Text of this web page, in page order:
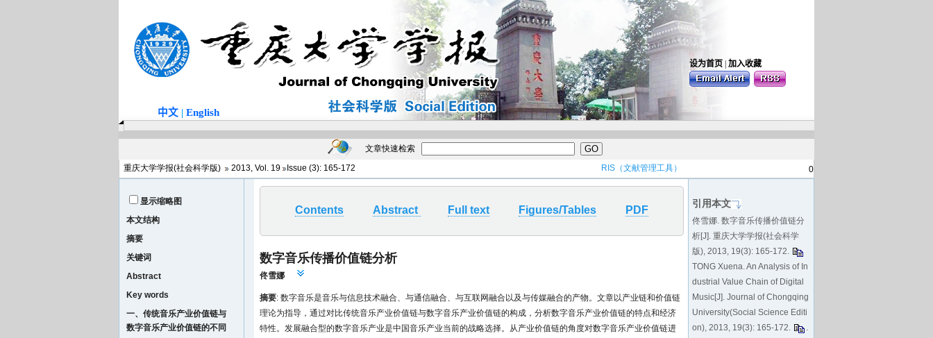
文章快速检索
重庆大学学报(社会科学版)
2013, Vol. 19 Issue (3): 165-172 RIS（文献管理工具） 0
显示缩略图
本文结构
摘要
关键词
Abstract
Key words
一、传统音乐产业价值链与
数字音乐产业价值链的不同
引用本文
佟雪娜. 数字音乐传播价值链分
析[J]. 重庆大学学报(社会科学
版), 2013, 19(3): 165-172.
TONG Xuena. An Analysis of In
dustrial Value Chain of Digital
Music[J]. Journal of Chongqing
University(Social Science Editi
on), 2013, 19(3): 165-172.
.
Contents Abstract Full text Figures/Tables PDF
数字音乐传播价值链分析
佟雪娜
摘要: 数字音乐是音乐与信息技术融合、与通信融合、与互联网融合以及与传媒融合的产物。文章以产业链和价值链
理论为指导，通过对比传统音乐产业价值链与数字音乐产业价值链的构成，分析数字音乐产业价值链的特点和经济
特性。发展融合型的数字音乐产业是中国音乐产业当前的战略选择。从产业价值链的角度对数字音乐产业价值链进